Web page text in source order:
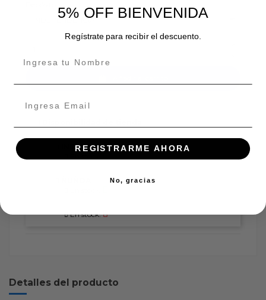
INDEPENDENCIA
En stock:
Detalles del producto
5% OFF BIENVENIDA
Regístrate para recibir el descuento.
REGISTRARME AHORA
No, gracias